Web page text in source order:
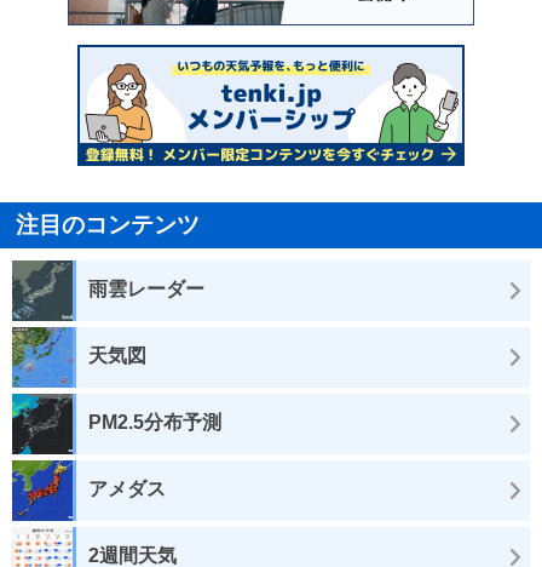
注目のコンテンツ
雨雲レーダー
天気図
PM2.5分布予測
アメダス
2週間天気